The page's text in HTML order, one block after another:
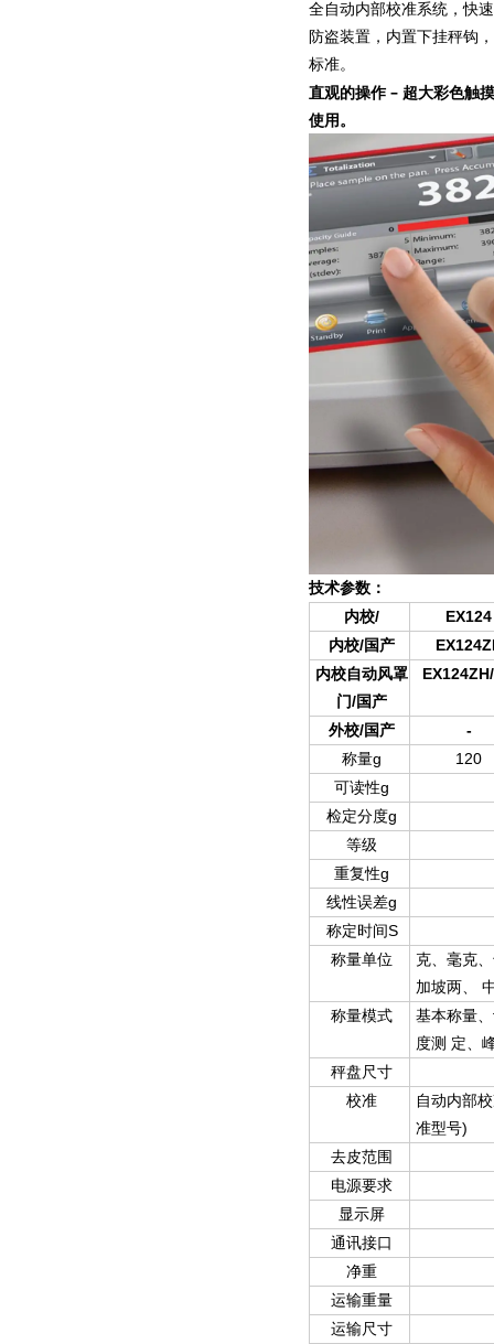
全自动内部校准系统，快
防盗装置，内置下挂秤钩
标准。
直观的操作 – 超大彩色触
使用。
技术参数：
内校/ EX124
内校/国产
内校自动风罩
门/国产
外校/国产 -
称量g 120
可读性g
检定分度g
等级
重复性g
线性误差g
称定时间S
称量单位
克、毫克
加坡两、
称量模式
基本称量
度测 定、
秤盘尺寸
校准
自动内部
准型号)
去皮范围
电源要求
显示屏
通讯接口
净重
运输重量
运输尺寸